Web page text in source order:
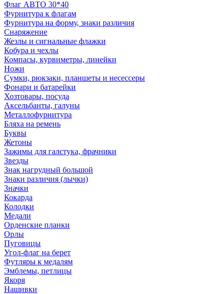
Флаг АВТО 30*40
Фурнитура к флагам
Фурнитура на форму, знаки различия
Снаряжение
Жезлы и сигнальные флажки
Кобура и чехлы
Компасы, курвиметры, линейки
Ножи
Сумки, рюкзаки, планшеты и несессеры
Фонари и батарейки
Хозтовары, посуда
Аксельбанты, галуны
Металлофурнитура
Бляха на ремень
Буквы
Жетоны
Зажимы для галстука, фрачники
Звезды
Знак нагрудный большой
Знаки различия (лычки)
Значки
Кокарда
Колодки
Медали
Орденские планки
Орлы
Пуговицы
Угол-флаг на берет
Футляры к медалям
Эмблемы, петлицы
Якоря
Нашивки